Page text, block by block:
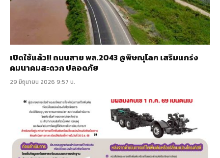
เปิดใช้แล้ว!! ถนนสาย พล.2043 @พิษณุโลก เสริมแกร่ง
คมนาคมสะดวก ปลอดภัย
29 มิถุนายน 2026 9:57 น.